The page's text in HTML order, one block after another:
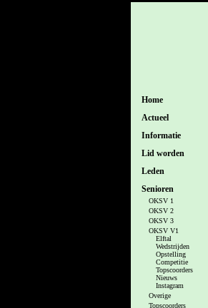
Home
Actueel
Informatie
Lid worden
Leden
Senioren
OKSV 1
OKSV 2
OKSV 3
OKSV V1
Elftal
Wedstrijden
Opstelling
Competitie
Topscoorders
Nieuws
Instagram
Overige
Topscoorders